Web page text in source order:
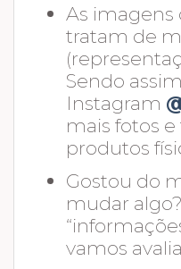
As imagens
tratam de
Sendo
Instagram
mais fotos
produtos
Gostou do
mudar
vamos